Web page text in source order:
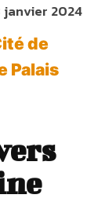
janvier 2024
de
Palais